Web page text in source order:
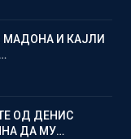
МАДОНА И КАЈЛИ
ОД ДЕНИС
ДА МУ…